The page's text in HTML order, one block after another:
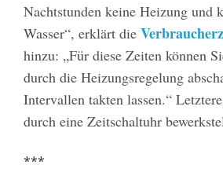
Nachtstunden keine Heizung und
Wasser“, erklärt die
hinzu: „Für diese Zeiten können
durch die Heizungsregelung
Intervallen takten lassen.“
durch eine Zeitschaltuhr
***